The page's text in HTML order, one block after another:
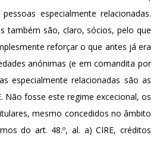
especialmente relacionadas.
também são, claro, sócios, pelo que
reforçar o que antes já era
anónimas (e em comandita por
especialmente relacionadas são as
Não fosse este regime excecional, os
mesmo concedidos no âmbito
do art. 48.º, al. a) CIRE, créditos